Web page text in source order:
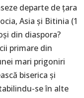
departe de țara
Asia și Bitinia (1
din diaspora?
primare din
mari prigoniri
biserica și
se în alte